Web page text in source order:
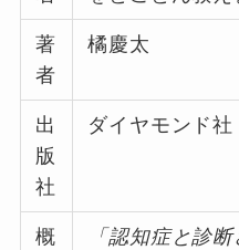
著
者
橘慶太
出
版
社
ダイヤモンド社
概
「認知症と診